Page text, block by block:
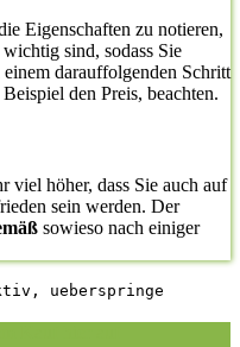
Eigenschaften zu notieren,
sind, sodass Sie
darauffolgenden Schritt
den Preis, beachten.
viel höher, dass Sie auch auf
sein werden. Der
sowieso nach einiger
ueberspringe